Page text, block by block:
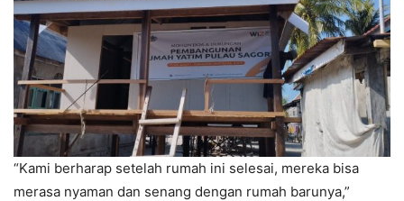
“Kami berharap setelah rumah ini selesai, mereka bisa
merasa nyaman dan senang dengan rumah barunya,”